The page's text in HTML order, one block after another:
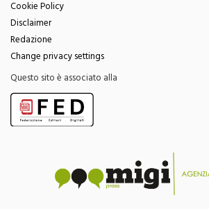
Privacy Policy
Cookie Policy
Disclaimer
Redazione
Change privacy settings
Questo sito è associato alla